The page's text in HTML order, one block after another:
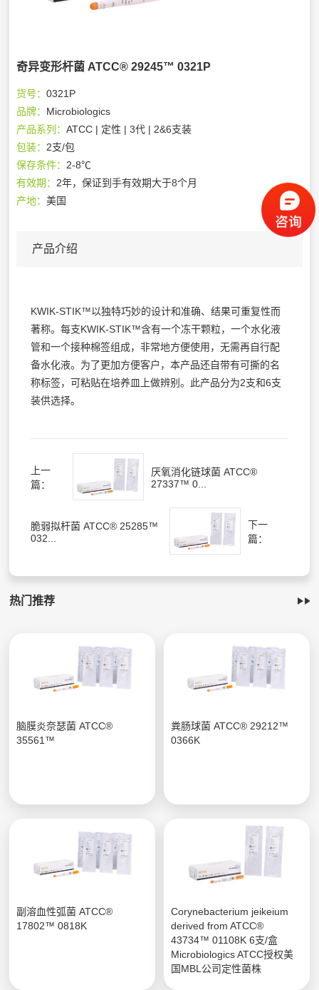
奇异变形杆菌 ATCC® 29245™ 0321P
货号：0321P
品牌： Microbiologics
产品系列：ATCC | 定性 | 3代 | 2&6支装
包装： 2支/包
保存条件： 2-8℃
有效期： 2年，保证到手有效期大于8个月
产地：美国
产品介绍
KWIK-STIK™以独特巧妙的设计和准确、结果可重复性而
著称。每支KWIK-STIK™含有一个冻干颗粒，一个水化液
管和一个接种棉签组成，非常地方便使用，无需再自行配
备水化液。为了更加方便客户，本产品还自带有可撕的名
称标签，可粘贴在培养皿上做辨别。此产品分为2支和6支
装供选择。
上一
篇：
厌氧消化链球菌 ATCC®
27337™ 0...
脆弱拟杆菌 ATCC® 25285™
032...
下一
篇：
热门推荐
脑膜炎奈瑟菌 ATCC®
35561™
粪肠球菌 ATCC® 29212™
0366K
副溶血性弧菌 ATCC®
17802™ 0818K
Corynebacterium jeikeium
derived from ATCC®
43734™ 01108K 6支/盒
Microbiologics ATCC授权美
国MBL公司定性菌株